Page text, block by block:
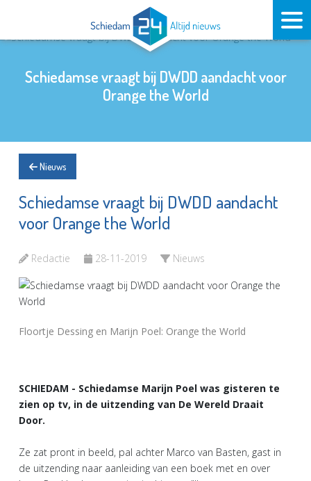
Schiedamse vraagt bij DWDD aandacht voor
Orange the World
Nieuws
Schiedamse vraagt bij DWDD aandacht
voor Orange the World
Redactie 28-11-2019 Nieuws
Floortje Dessing en Marijn Poel: Orange the World
SCHIEDAM - Schiedamse Marijn Poel was gisteren te
zien op tv, in de uitzending van De Wereld Draait
Door.
Ze zat pront in beeld, pal achter Marco van Basten, gast in
de uitzending naar aanleiding van een boek met en over